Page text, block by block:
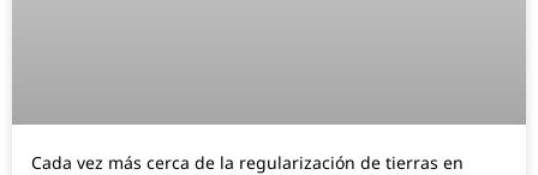
Cada vez más cerca de la regularización de tierras en